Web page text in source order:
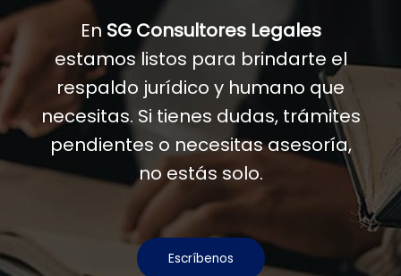
En SG Consultores Legales
estamos listos para brindarte el
respaldo jurídico y humano que
necesitas. Si tienes dudas, trámites
pendientes o necesitas asesoría,
no estás solo.
Escríbenos